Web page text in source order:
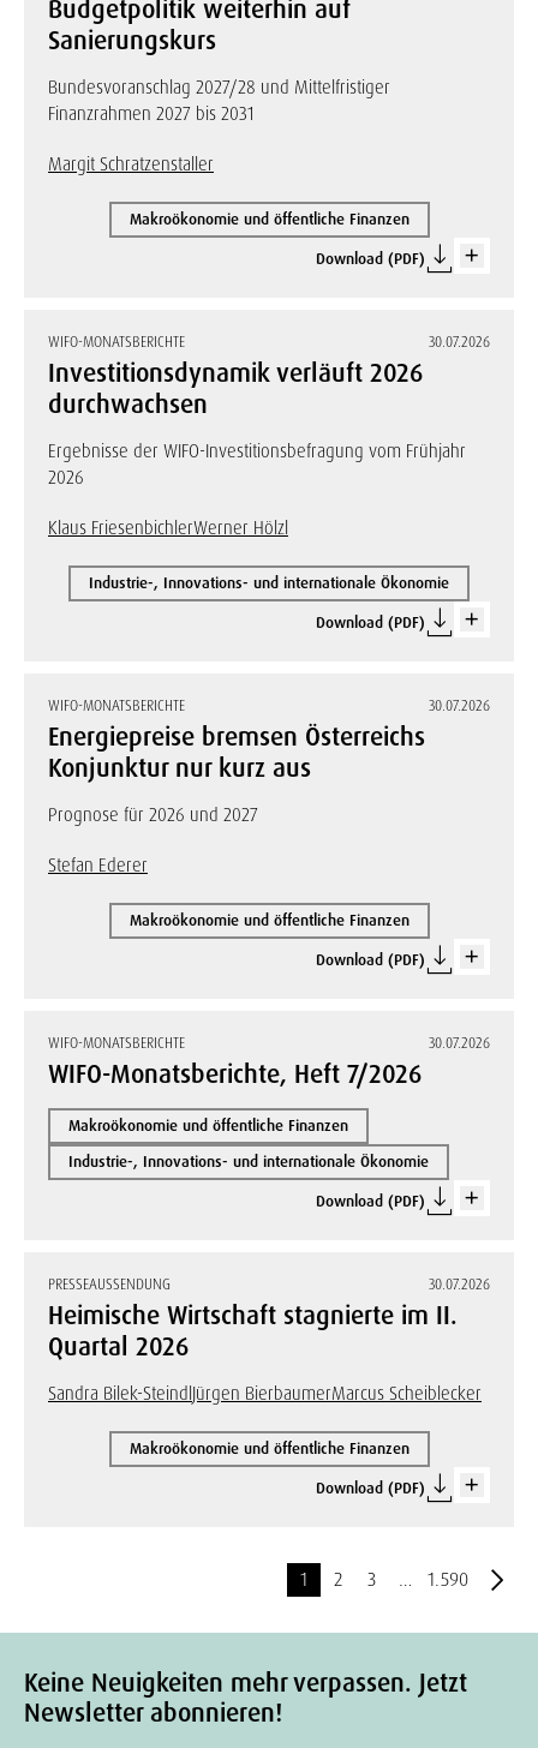
Budgetpolitik weiterhin auf
Sanierungskurs
Bundesvoranschlag 2027/28 und Mittelfristiger
Finanzrahmen 2027 bis 2031
Margit Schratzenstaller
Makroökonomie und öffentliche Finanzen
Download (PDF)
WIFO-MONATSBERICHTE 30.07.2026
Investitionsdynamik verläuft 2026
durchwachsen
Ergebnisse der WIFO-Investitionsbefragung vom Frühjahr
2026
Klaus FriesenbichlerWerner Hölzl
Industrie-, Innovations- und internationale Ökonomie
Download (PDF)
WIFO-MONATSBERICHTE 30.07.2026
Energiepreise bremsen Österreichs
Konjunktur nur kurz aus
Prognose für 2026 und 2027
Stefan Ederer
Makroökonomie und öffentliche Finanzen
Download (PDF)
WIFO-MONATSBERICHTE 30.07.2026
WIFO-Monatsberichte, Heft 7/2026
Makroökonomie und öffentliche Finanzen
Industrie-, Innovations- und internationale Ökonomie
Download (PDF)
PRESSEAUSSENDUNG 30.07.2026
Heimische Wirtschaft stagnierte im II.
Quartal 2026
Sandra Bilek-SteindlJürgen BierbaumerMarcus Scheiblecker
Makroökonomie und öffentliche Finanzen
Download (PDF)
1 2 3 … 1.590
Keine Neuigkeiten mehr verpassen. Jetzt
Newsletter abonnieren!